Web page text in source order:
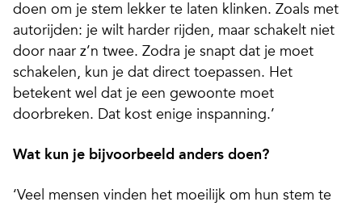
doen om je stem lekker te laten klinken. Zoals met
autorijden: je wilt harder rijden, maar schakelt niet
door naar z’n twee. Zodra je snapt dat je moet
schakelen, kun je dat direct toepassen. Het
betekent wel dat je een gewoonte moet
doorbreken. Dat kost enige inspanning.’
Wat kun je bijvoorbeeld anders doen?
‘Veel mensen vinden het moeilijk om hun stem te